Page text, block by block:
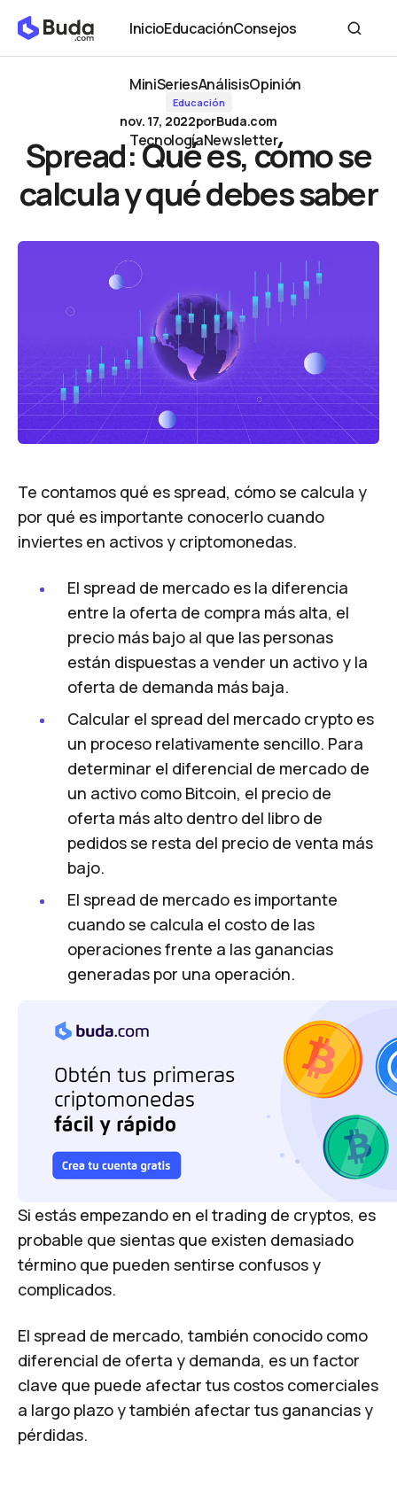
Inicio
Inicio
Educación
Educación
Consejos
Consejos
MiniSeries
MiniSeries
Análisis
Análisis
Opinión
Tecnología
Tecnología
Newsletter
Newsletter
Spread: Qué es, cómo se calcula y qué debes saber
Educación
nov. 17, 2022porBuda.com
Spread: Qué es, cómo se
calcula y qué debes saber
Te contamos qué es spread, cómo se calcula y
por qué es importante conocerlo cuando
inviertes en activos y criptomonedas.
El spread de mercado es la diferencia
entre la oferta de compra más alta, el
precio más bajo al que las personas
están dispuestas a vender un activo y la
oferta de demanda más baja.
Calcular el spread del mercado crypto es
un proceso relativamente sencillo. Para
determinar el diferencial de mercado de
un activo como Bitcoin, el precio de
oferta más alto dentro del libro de
pedidos se resta del precio de venta más
bajo.
El spread de mercado es importante
cuando se calcula el costo de las
operaciones frente a las ganancias
generadas por una operación.
Si estás empezando en el trading de cryptos, es
probable que sientas que existen demasiado
término que pueden sentirse confusos y
complicados.
El spread de mercado, también conocido como
diferencial de oferta y demanda, es un factor
clave que puede afectar tus costos comerciales
a largo plazo y también afectar tus ganancias y
pérdidas.